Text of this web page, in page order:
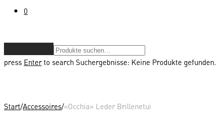
0
press Enterto searchSuchergebnisse: Keine Produkte gefunden.
Start/Accessoires/«Occhia» Leder Brillenetui